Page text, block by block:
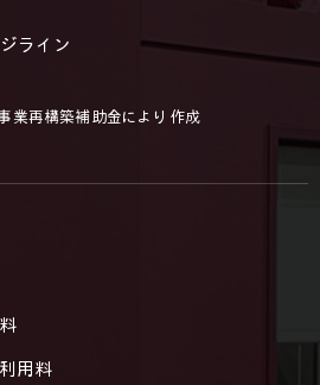
ライン
再構築補助金により作成
用料